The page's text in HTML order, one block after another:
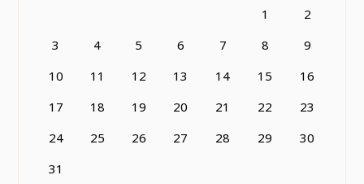
1
2
3
4 5 6 7 8
9
10
11 12 13 14 15
16
17
18 19 20 21 22
23
24
25 26 27 28 29
30
31